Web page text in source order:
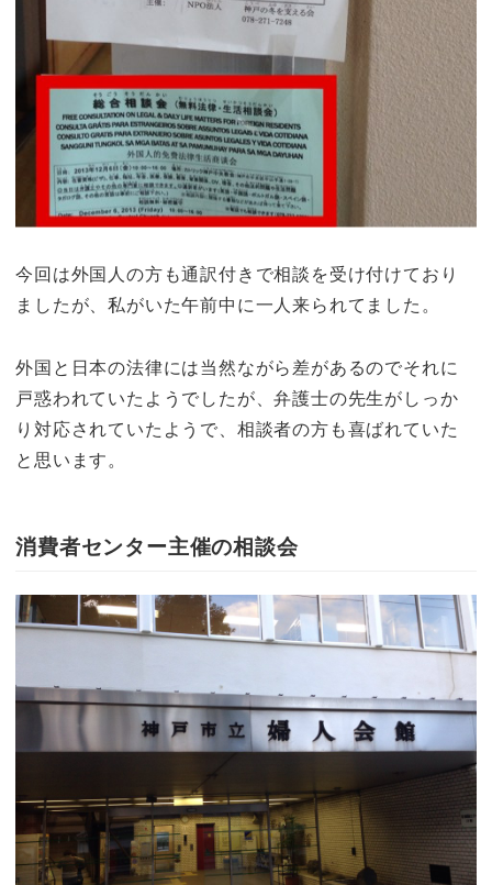
今回は外国人の方も通訳付きで相談を受け付けており
ましたが、私がいた午前中に一人来られてました。
外国と日本の法律には当然ながら差があるのでそれに
戸惑われていたようでしたが、弁護士の先生がしっか
り対応されていたようで、相談者の方も喜ばれていた
と思います。
消費者センター主催の相談会